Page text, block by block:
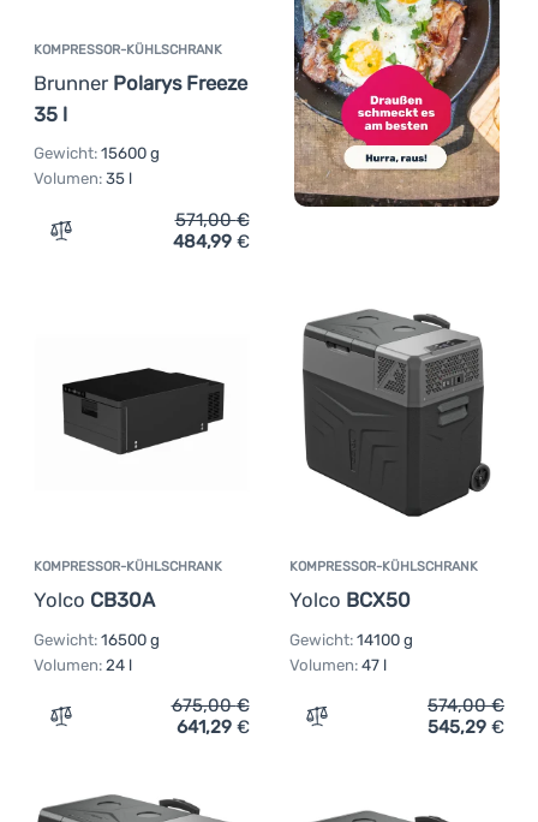
KOMPRESSOR-KÜHLSCHRANK
Brunner Polarys Freeze
35 l
Gewicht: 15600 g
Volumen: 35 l
Zum Vergleich 'Kompressor-Kühlschrank Brunner
571,00€
484,99 €
KOMPRESSOR-KÜHLSCHRANK
Yolco CB30A
Gewicht: 16500 g
Volumen: 24 l
Zum Vergleich 'Kompressor-Kühlschrank Yolco CB30A'
675,00€
641,29 €
KOMPRESSOR-KÜHLSCHRANK
Yolco BCX50
Gewicht: 14100 g
Volumen: 47 l
Zum Vergleich
574,00€
545,29 €